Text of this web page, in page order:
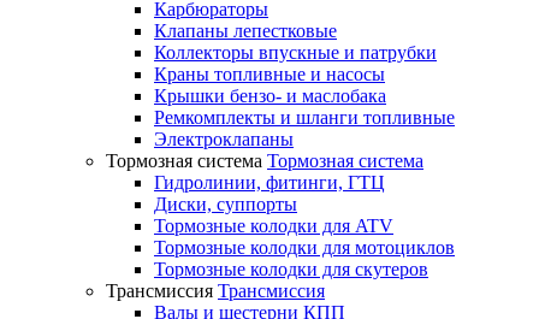
Карбюраторы
Клапаны лепестковые
Коллекторы впускные и патрубки
Краны топливные и насосы
Крышки бензо- и маслобака
Ремкомплекты и шланги топливные
Электроклапаны
Тормозная система Тормозная система
Гидролинии, фитинги, ГТЦ
Диски, суппорты
Тормозные колодки для ATV
Тормозные колодки для мотоциклов
Тормозные колодки для скутеров
Трансмиссия Трансмиссия
Валы и шестерни КПП